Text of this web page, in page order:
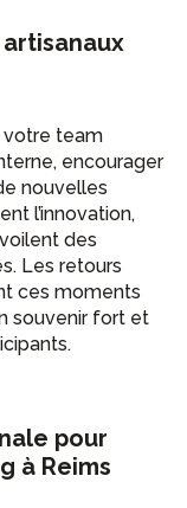
votre team
encourager
nouvelles
l’innovation,
des
Les retours
ces moments
souvenir fort et
pour
à Reims